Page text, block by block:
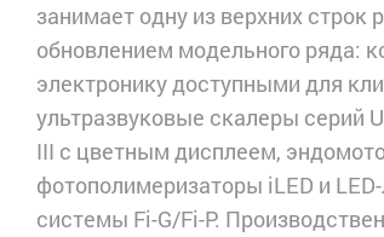
занимает одну из верхних
обновлением модельного ряда:
электронику доступными для
ультразвуковые скалеры серий
III с цветным дисплеем,
фотополимеризаторы iLED и
системы Fi-G/Fi-P.